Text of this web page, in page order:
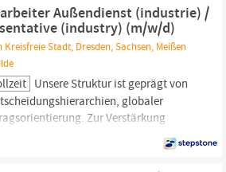
Außendienst (industrie) /
(industry) (m/w/d)
Kreisfreie Stadt, Dresden, Sachsen, Meißen
Unsere Struktur ist geprägt von
globaler
Zur Verstärkung
zum nächstmöglichen Zeitpunkt einen
Außendienst (Industrie) / Trainee